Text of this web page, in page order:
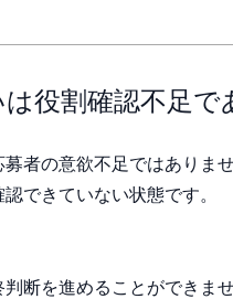
役割確認不足で
者の意欲不足ではありませ
できていない状態です。
断を進めることができませ